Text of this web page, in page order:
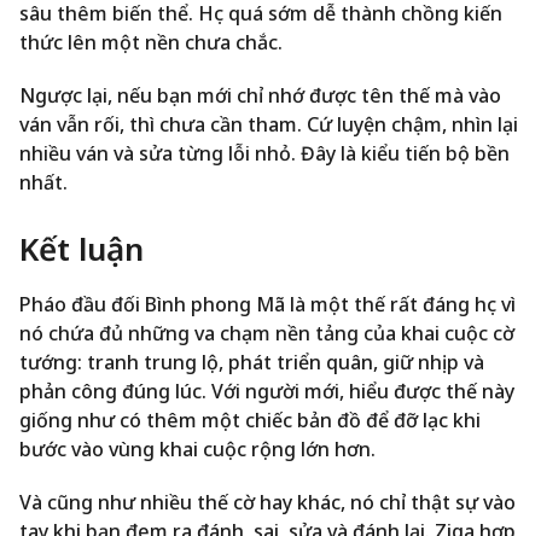
sâu thêm biến thể. Học quá sớm dễ thành chồng kiến
thức lên một nền chưa chắc.
Ngược lại, nếu bạn mới chỉ nhớ được tên thế mà vào
ván vẫn rối, thì chưa cần tham. Cứ luyện chậm, nhìn lại
nhiều ván và sửa từng lỗi nhỏ. Đây là kiểu tiến bộ bền
nhất.
Kết luận
Pháo đầu đối Bình phong Mã là một thế rất đáng học vì
nó chứa đủ những va chạm nền tảng của khai cuộc cờ
tướng: tranh trung lộ, phát triển quân, giữ nhịp và
phản công đúng lúc. Với người mới, hiểu được thế này
giống như có thêm một chiếc bản đồ để đỡ lạc khi
bước vào vùng khai cuộc rộng lớn hơn.
Và cũng như nhiều thế cờ hay khác, nó chỉ thật sự vào